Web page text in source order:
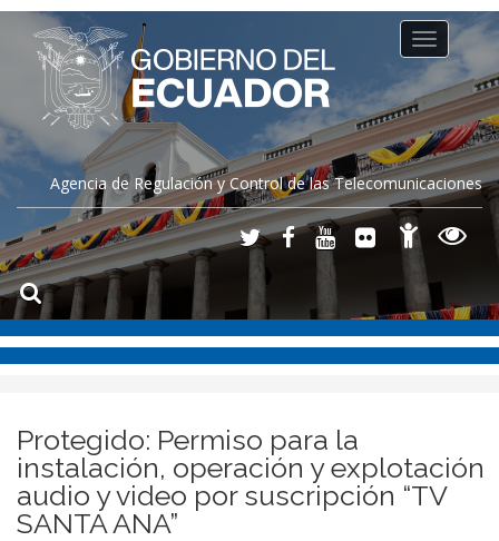
Agencia de Regulación y Control de las Telecomunicaciones
Toggle
navigation
Protegido: Permiso para la
instalación, operación y explotación
audio y video por suscripción “TV
SANTA ANA”